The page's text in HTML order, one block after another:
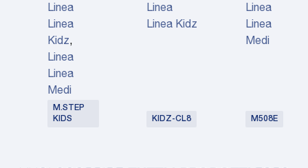
Linea
Linea
Kidz,
Linea
Linea
Medi
M.STEP
KIDS
Linea
Linea Kidz
KIDZ-CL8
Linea
Linea
Medi
M508E